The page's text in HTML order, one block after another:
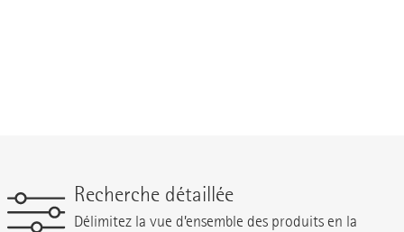
Recherche détaillée
Délimitez la vue d’ensemble des produits en la